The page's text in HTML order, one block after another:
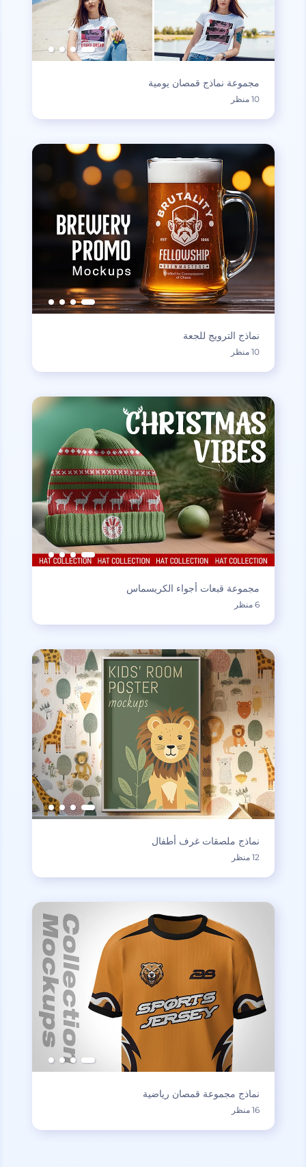
مجموعة نماذج قمصان يومية
10 منظر
نماذج الترويج للجعة
10 منظر
مجموعة قبعات أجواء الكريسماس
6 منظر
نماذج ملصقات غرف أطفال
12 منظر
نماذج مجموعة قمصان رياضية
16 منظر